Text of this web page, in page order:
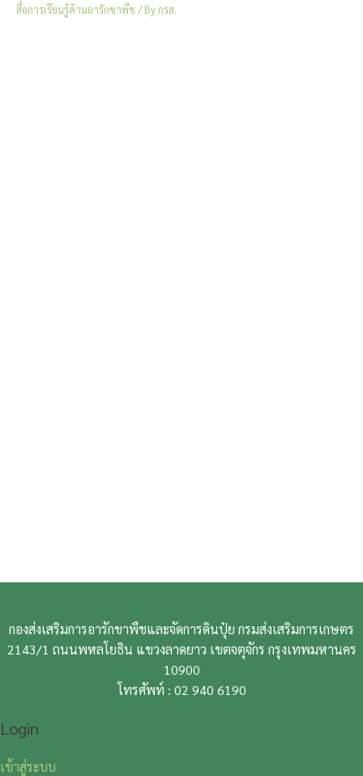
สื่อการเรียนรู้ด้านอารักขาพืช / Byกรส.
กองส่งเสริมการอารักขาพืชและจัดการดินปุ๋ย กรมส่งเสริมการเกษตร
2143/1 ถนนพหลโยธิน แขวงลาดยาว เขตจตุจักร กรุงเทพมหานคร
10900
โทรศัพท์ : 02 940 6190
Login
เข้าสู่ระบบ